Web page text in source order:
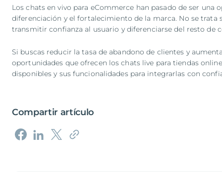
Los chats en vivo para eCommerce han pasado de ser
diferenciación y el fortalecimiento de la marca. No se
transmitir confianza al usuario y diferenciarse del resto de
Si buscas reducir la tasa de abandono de clientes y
oportunidades que ofrecen los chats live para tiendas
disponibles y sus funcionalidades para integrarlas con
Compartir artículo